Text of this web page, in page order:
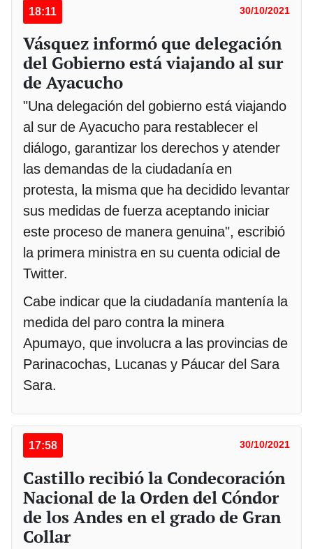
18:11 30/10/2021
Vásquez informó que delegación
del Gobierno está viajando al sur
de Ayacucho
"Una delegación del gobierno está viajando
al sur de Ayacucho para restablecer el
diálogo, garantizar los derechos y atender
las demandas de la ciudadanía en
protesta, la misma que ha decidido levantar
sus medidas de fuerza aceptando iniciar
este proceso de manera genuina", escribió
la primera ministra en su cuenta odicial de
Twitter.
Cabe indicar que la ciudadanía mantenía la
medida del paro contra la minera
Apumayo, que involucra a las provincias de
Parinacochas, Lucanas y Páucar del Sara
Sara.
17:58 30/10/2021
Castillo recibió la Condecoración
Nacional de la Orden del Cóndor
de los Andes en el grado de Gran
Collar